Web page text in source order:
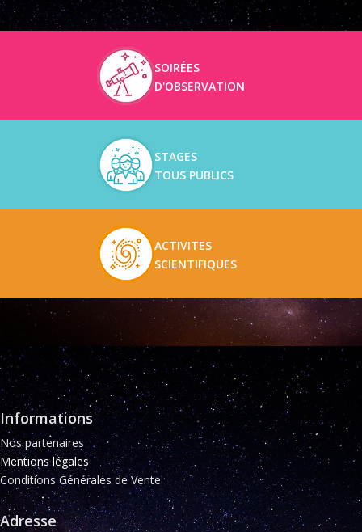
SOIRÉES
D'OBSERVATION
STAGES
TOUS PUBLICS
ACTIVITES
SCIENTIFIQUES
Informations
Nos partenaires
Mentions légales
Conditions Générales de Vente
Adresse